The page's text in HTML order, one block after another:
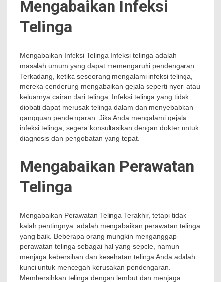
Mengabaikan Infeksi
Telinga
Mengabaikan Infeksi Telinga Infeksi telinga adalah
masalah umum yang dapat memengaruhi pendengaran.
Terkadang, ketika seseorang mengalami infeksi telinga,
mereka cenderung mengabaikan gejala seperti nyeri atau
keluarnya cairan dari telinga. Infeksi telinga yang tidak
diobati dapat merusak telinga dalam dan menyebabkan
gangguan pendengaran. Jika Anda mengalami gejala
infeksi telinga, segera konsultasikan dengan dokter untuk
diagnosis dan pengobatan yang tepat.
Mengabaikan Perawatan
Telinga
Mengabaikan Perawatan Telinga Terakhir, tetapi tidak
kalah pentingnya, adalah mengabaikan perawatan telinga
yang baik. Beberapa orang mungkin menganggap
perawatan telinga sebagai hal yang sepele, namun
menjaga kebersihan dan kesehatan telinga Anda adalah
kunci untuk mencegah kerusakan pendengaran.
Membersihkan telinga dengan lembut dan menjaga